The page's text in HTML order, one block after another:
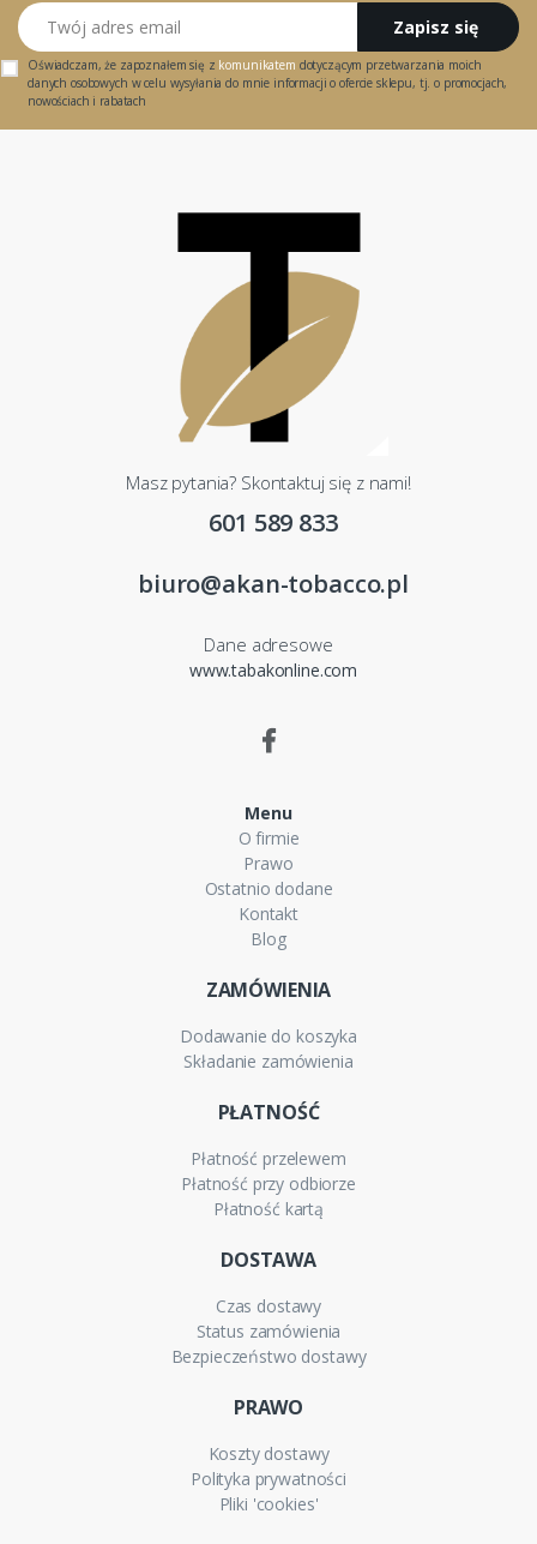
Twój adres email
Zapisz się
Oświadczam, że zapoznałem się z komunikatem dotyczącym przetwarzania moich
danych osobowych w celu wysyłania do mnie informacji o ofercie sklepu, tj. o promocjach,
nowościach i rabatach
Masz pytania? Skontaktuj się z nami!
601 589 833
biuro@akan-tobacco.pl
Dane adresowe
www.tabakonline.com
Menu
O firmie
Prawo
Ostatnio dodane
Kontakt
Blog
ZAMÓWIENIA
Dodawanie do koszyka
Składanie zamówienia
PŁATNOŚĆ
Płatność przelewem
Płatność przy odbiorze
Płatność kartą
DOSTAWA
Czas dostawy
Status zamówienia
Bezpieczeństwo dostawy
PRAWO
Koszty dostawy
Polityka prywatności
Pliki 'cookies'